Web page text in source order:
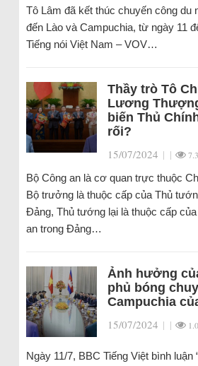
Tô Lâm đã kết thúc chuyến công du
đến Lào và Campuchia, từ ngày 11
Tiếng nói Việt Nam – VOV…
Thầy trò Tô
Lương
biến Thủ
rối?
15/07/2024 | |
Bộ Công an là cơ quan trực thuộc
Bộ trưởng là thuộc cấp của Thủ
Đảng, Thủ tướng lại là thuộc cấp
an trong Đảng…
Ảnh hưởng
phủ bóng
Campuchia
15/07/2024 | |
Ngày 11/7, BBC Tiếng Việt bình